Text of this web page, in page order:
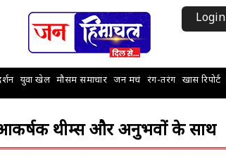
Login
युवा खेल मौसम समाचार जन मचं रंग-तरंग खास रिपोर्ट
थीम्स और अनुभवों के साथ